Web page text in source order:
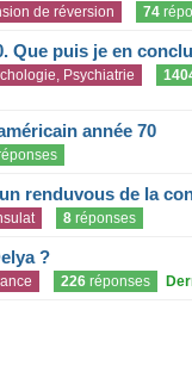
de réversion 74
Que puis je en
Psychiatrie
année 70
renduvous de la
8 réponses
?
226 réponses